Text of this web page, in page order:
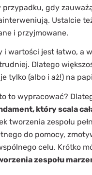
przypadku, gdy
Ustalcie
i przyjmowane.
i wartości jest łatwo, a
Dlatego
tylko (albo i aż!) na
to wypracować?
który scala
tworzenia zespołu
do pomocy,
celu. Krótko
zespołu